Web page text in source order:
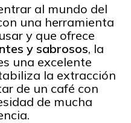
al mundo del
una herramienta
y que ofrece
y sabrosos, la
una excelente
la extracción
de un café con
de mucha